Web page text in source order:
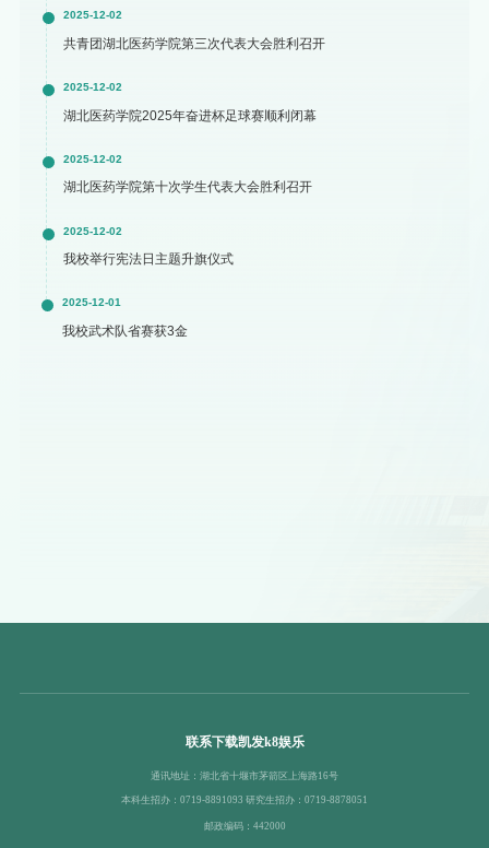
2025-12-02
共青团湖北医药学院第三次代表大会胜利召开
2025-12-02
湖北医药学院2025年奋进杯足球赛顺利闭幕
2025-12-02
湖北医药学院第十次学生代表大会胜利召开
2025-12-02
我校举行宪法日主题升旗仪式
2025-12-01
我校武术队省赛获3金
联系下载凯发k8娱乐
通讯地址：湖北省十堰市茅箭区上海路16号
本科生招办：0719-8891093 研究生招办：0719-8878051
邮政编码：442000